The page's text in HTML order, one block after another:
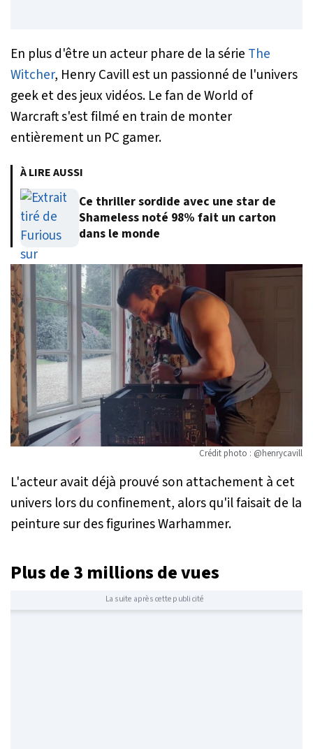
En plus d'être un acteur phare de la série The
Witcher, Henry Cavill est un passionné de l'univers
geek et des jeux vidéos. Le fan de World of
Warcraft s'est filmé en train de monter
entièrement un PC gamer.
À LIRE AUSSI
Ce thriller sordide avec une star de
Shameless noté 98% fait un carton
dans le monde
Crédit photo : @henrycavill
L'acteur avait déjà prouvé son attachement à cet
univers lors du confinement, alors qu'il faisait de la
peinture sur des figurines Warhammer.
Plus de 3 millions de vues
La suite après cette publicité